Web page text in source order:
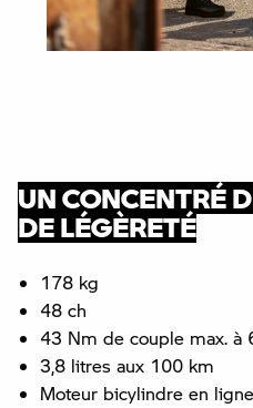
UN CONCENTRÉ
DE LÉGÈRETÉ
178 kg
48 ch
43 Nm de couple max. à
3,8 litres aux 100 km
Moteur bicylindre en